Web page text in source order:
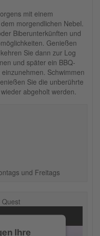
mit einem
morgendlichen Nebel.
Biberunterkünften und
Genießen
Sie dann zur Log
und später ein BBQ-
Schwimmen
Sie die unberührte
abgeholt werden.
und Freitags
Quest
Ihre